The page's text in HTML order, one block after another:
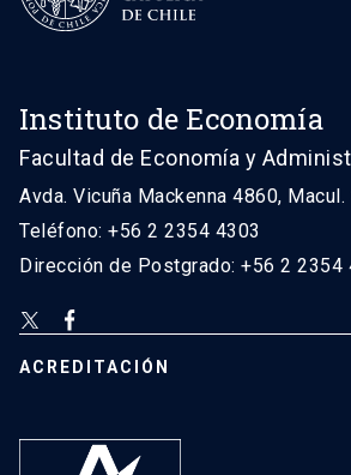
Instituto de Economía
Facultad de Economía y
Avda. Vicuña Mackenna 4860,
Teléfono: +56 2 2354 4303
Dirección de Postgrado: +56 2 2354
ACREDITACIÓN